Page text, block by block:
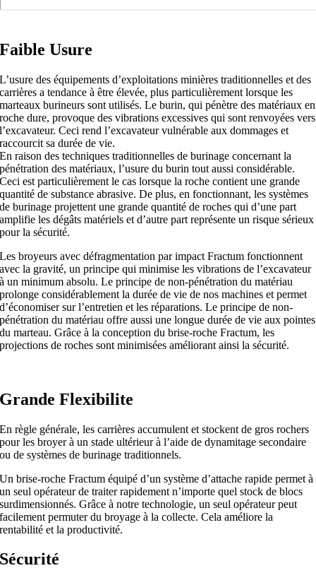
Faible Usure
L’usure des équipements d’exploitations minières traditionnelles et des
carrières a tendance à être élevée, plus particulièrement lorsque les
marteaux burineurs sont utilisés. Le burin, qui pénètre des matériaux en
roche dure, provoque des vibrations excessives qui sont renvoyées vers
l’excavateur. Ceci rend l’excavateur vulnérable aux dommages et
raccourcit sa durée de vie.
En raison des techniques traditionnelles de burinage concernant la
pénétration des matériaux, l’usure du burin tout aussi considérable.
Ceci est particulièrement le cas lorsque la roche contient une grande
quantité de substance abrasive. De plus, en fonctionnant, les systèmes
de burinage projettent une grande quantité de roches qui d’une part
amplifie les dégâts matériels et d’autre part représente un risque sérieux
pour la sécurité.
Les broyeurs avec défragmentation par impact Fractum fonctionnent
avec la gravité, un principe qui minimise les vibrations de l’excavateur
à un minimum absolu. Le principe de non-pénétration du matériau
prolonge considérablement la durée de vie de nos machines et permet
d’économiser sur l’entretien et les réparations. Le principe de non-
pénétration du matériau offre aussi une longue durée de vie aux pointes
du marteau. Grâce à la conception du brise-roche Fractum, les
projections de roches sont minimisées améliorant ainsi la sécurité.
Grande Flexibilite
En règle générale, les carrières accumulent et stockent de gros rochers
pour les broyer à un stade ultérieur à l’aide de dynamitage secondaire
ou de systèmes de burinage traditionnels.
Un brise-roche Fractum équipé d’un système d’attache rapide permet à
un seul opérateur de traiter rapidement n’importe quel stock de blocs
surdimensionnés. Grâce à notre technologie, un seul opérateur peut
facilement permuter du broyage à la collecte. Cela améliore la
rentabilité et la productivité.
Sécurité